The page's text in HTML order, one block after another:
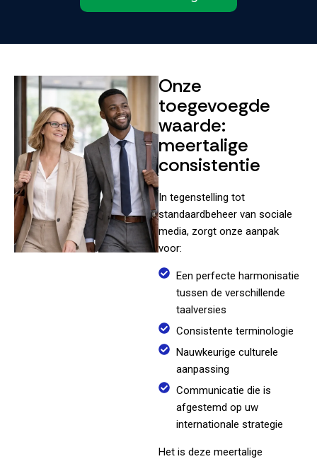
Onze
toegevoegde
waarde:
meertalige
consistentie
In tegenstelling tot
standaardbeheer van sociale
media, zorgt onze aanpak
voor:
Een perfecte harmonisatie
tussen de verschillende
taalversies
Consistente terminologie
Nauwkeurige culturele
aanpassing
Communicatie die is
afgestemd op uw
internationale strategie
Het is deze meertalige